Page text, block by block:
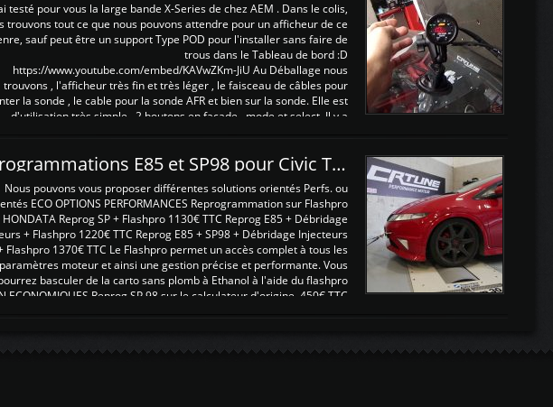
testé pour vous la large bande X-Series de chez AEM . Dans le colis,
trouvons tout ce que nous pouvons attendre pour un afficheur de ce
sauf peut être un support Type POD pour l'installer sans faire de
trous dans le Tableau de bord :D
https://www.youtube.com/embed/KAVwZKm-JiU Au Déballage nous
trouvons , l'afficheur très fin et très léger , le faisceau de câbles pour
la sonde , le cable pour la sonde AFR et bien sur la sonde. Elle est
d'utilisation très simple , 2 boutons en façade , mode et select. Il y a
Reprogrammations E85 et SP98 pour Civic Type R FN2
Nous pouvons vous proposer différentes solutions orientés Perfs. ou
ECO OPTIONS PERFORMANCES Reprogrammation sur Flashpro
HONDATA Reprog SP + Flashpro 1130€ TTC Reprog E85 + Débridage
+ Flashpro 1220€ TTC Reprog E85 + SP98 + Débridage Injecteurs
Flashpro 1370€ TTC Le Flashpro permet un accès complet à tous les
paramètres moteur et ainsi une gestion précise et performante. Vous
basculer de la carto sans plomb à Ethanol à l'aide du flashpro
ECONOMIQUES Reprog SP 98 sur le calculateur d'origine 450€ TTC